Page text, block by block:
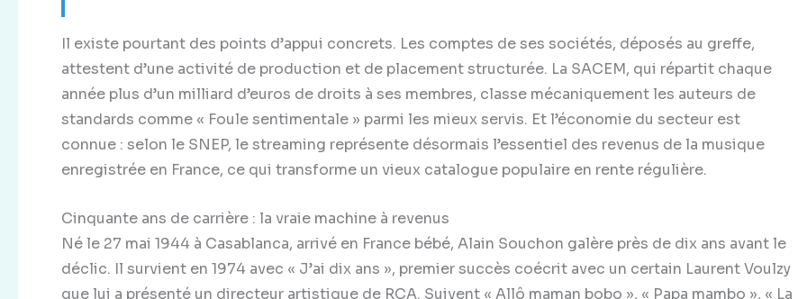
Il existe pourtant des points d’appui concrets. Les comptes de ses sociétés, déposés au greffe,
attestent d’une activité de production et de placement structurée. La SACEM, qui répartit chaque
année plus d’un milliard d’euros de droits à ses membres, classe mécaniquement les auteurs de
standards comme « Foule sentimentale » parmi les mieux servis. Et l’économie du secteur est
connue : selon le SNEP, le streaming représente désormais l’essentiel des revenus de la musique
enregistrée en France, ce qui transforme un vieux catalogue populaire en rente régulière.
Cinquante ans de carrière : la vraie machine à revenus
Né le 27 mai 1944 à Casablanca, arrivé en France bébé, Alain Souchon galère près de dix ans avant le
déclic. Il survient en 1974 avec « J’ai dix ans », premier succès coécrit avec un certain Laurent Voulzy
que lui a présenté un directeur artistique de RCA. Suivent « Allô maman bobo », « Papa mambo », « La